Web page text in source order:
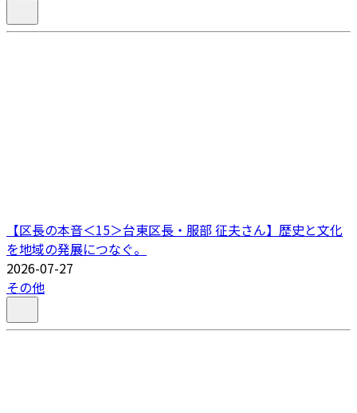
【区長の本音＜15＞台東区長・服部 征夫さん】歴史と文化
を地域の発展につなぐ。
2026-07-27
その他